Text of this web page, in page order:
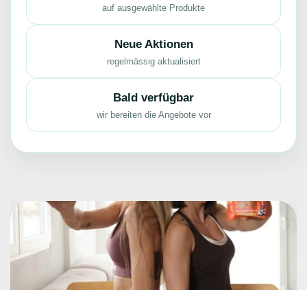
auf ausgewählte Produkte
Neue Aktionen
regelmässig aktualisiert
Bald verfügbar
wir bereiten die Angebote vor